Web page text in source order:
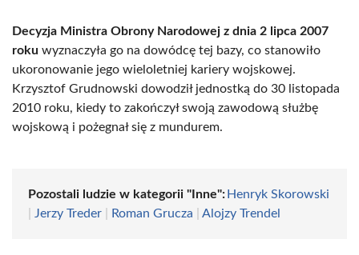
Decyzja Ministra Obrony Narodowej z dnia 2 lipca 2007
roku wyznaczyła go na dowódcę tej bazy, co stanowiło
ukoronowanie jego wieloletniej kariery wojskowej.
Krzysztof Grudnowski dowodził jednostką do 30 listopada
2010 roku, kiedy to zakończył swoją zawodową służbę
wojskową i pożegnał się z mundurem.
Pozostali ludzie w kategorii "Inne": Henryk Skorowski
Jerzy Treder Roman Grucza Alojzy Trendel